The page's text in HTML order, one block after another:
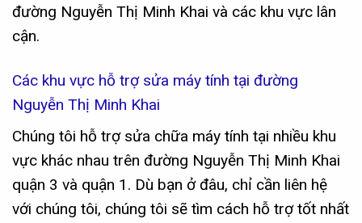
đường Nguyễn Thị Minh Khai và các khu vực lân
cận.
Các khu vực hỗ trợ sửa máy tính tại đường
Nguyễn Thị Minh Khai
Chúng tôi hỗ trợ sửa chữa máy tính tại nhiều khu
vực khác nhau trên đường Nguyễn Thị Minh Khai
quận 3 và quận 1. Dù bạn ở đâu, chỉ cần liên hệ
với chúng tôi, chúng tôi sẽ tìm cách hỗ trợ tốt nhất